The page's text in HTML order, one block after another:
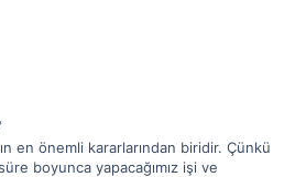
en önemli kararlarından biridir. Çünkü
boyunca yapacağımız işi ve